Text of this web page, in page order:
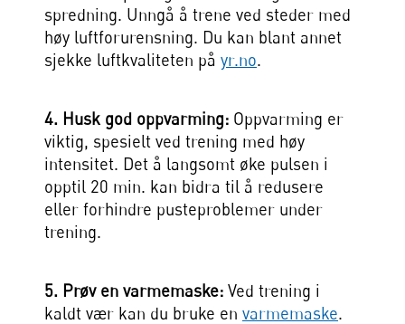
spredning. Unngå å trene ved steder med
høy luftforurensning. Du kan blant annet
sjekke luftkvaliteten på yr.no.
4. Husk god oppvarming: Oppvarming er
viktig, spesielt ved trening med høy
intensitet. Det å langsomt øke pulsen i
opptil 20 min. kan bidra til å redusere
eller forhindre pusteproblemer under
trening.
5. Prøv en varmemaske: Ved trening i
kaldt vær kan du bruke en varmemaske.